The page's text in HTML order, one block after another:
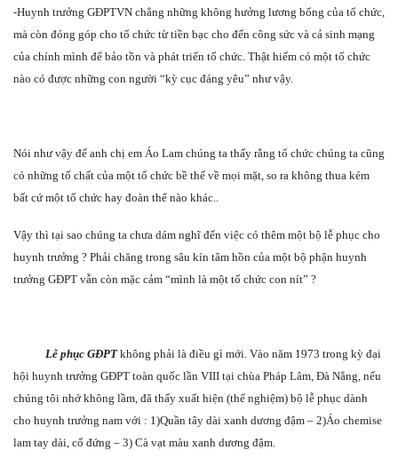
-Huynh trưởng GĐPTVN chẳng những không hưởng lương bổng của tổ chức,
mà còn đóng góp cho tổ chức từ tiền bạc cho đến công sức và cả sinh mạng
của chính mình để bảo tồn và phát triển tổ chức. Thật hiếm có một tổ chức
nào có được những con người “kỳ cục đáng yêu” như vậy.
Nói như vậy để anh chị em Áo Lam chúng ta thấy rằng tổ chức chúng ta cũng
có những tố chất của một tổ chức bề thế về mọi mặt, so ra không thua kém
bất cứ một tổ chức hay đoàn thể nào khác..
Vậy thì tại sao chúng ta chưa dám nghĩ đến việc có thêm một bộ lễ phục cho
huynh trưởng ? Phải chăng trong sâu kín tâm hồn của một bộ phận huynh
trưởng GĐPT vẫn còn mặc cảm “mình là một tổ chức con nít” ?
Lễ phục GĐPTkhông phải là điều gì mới. Vào năm 1973 trong kỳ đại
hội huynh trưởng GĐPT toàn quốc lần VIII tại chùa Pháp Lâm, Đà Nẳng, nếu
chúng tôi nhớ không lầm, đã thấy xuất hiện (thể nghiệm) bộ lễ phục dành
cho huynh trưởng nam với : 1)Quần tây dài xanh dương đậm – 2)Áo chemise
lam tay dài, cổ đứng – 3) Cà vạt màu xanh dương đậm.